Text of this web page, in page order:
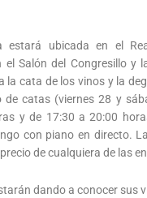
estará ubicada en el
el Salón del Congresillo y
la cata de los vinos y la
de catas (viernes 28 y
y de 17:30 a 20:00
con piano en directo.
de cualquiera de las
dando a conocer sus